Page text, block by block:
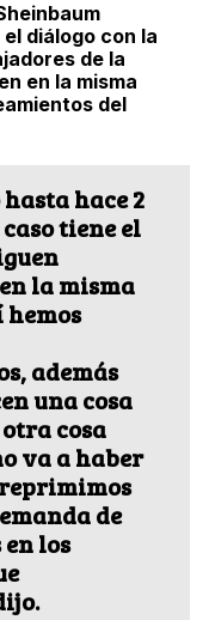
diálogo con la
de la
en la misma
del
hace 2
tiene el
la misma
además
una cosa
cosa
va a haber
de
los